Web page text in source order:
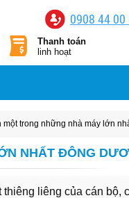
0908 44 00
Thanh toán
linh hoạt
một trong những nhà máy lớn
NHẤT ĐÔNG
liêng của cán bộ,